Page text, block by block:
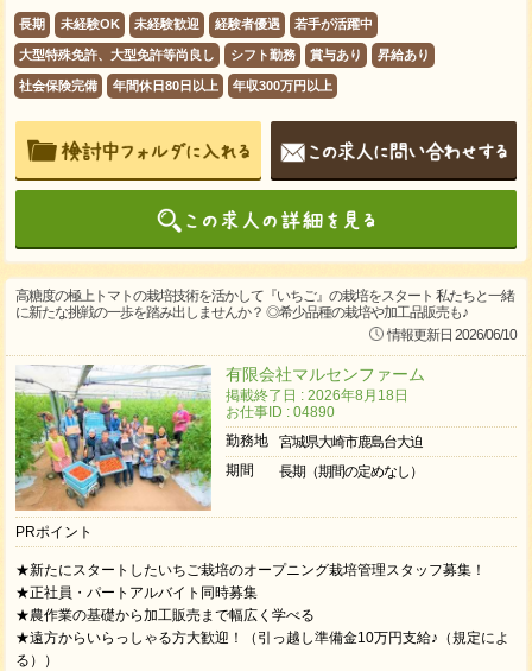
長期 未経験OK 未経験歓迎 経験者優遇 若手が活躍中
大型特殊免許、大型免許等尚良し シフト勤務 賞与あり 昇給あり
社会保険完備 年間休日80日以上 年収300万円以上
高糖度の極上トマトの栽培技術を活かして『いちご』の栽培をスタート 私たちと一緒
に新たな挑戦の一歩を踏み出しませんか？ ◎希少品種の栽培や加工品販売も♪
情報更新日 2026/06/10
有限会社マルセンファーム
掲載終了日 : 2026年8月18日
お仕事ID : 04890
勤務地
宮城県大崎市鹿島台大迫
期間
長期（期間の定めなし）
PRポイント
★新たにスタートしたいちご栽培のオープニング栽培管理スタッフ募集！
★正社員・パートアルバイト同時募集
★農作業の基礎から加工販売まで幅広く学べる
★遠方からいらっしゃる方大歓迎！（引っ越し準備金10万円支給♪（規定によ
る））